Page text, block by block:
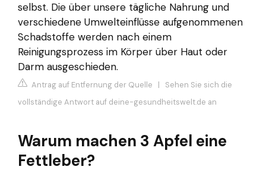
selbst. Die über unsere tägliche Nahrung und
verschiedene Umwelteinflüsse aufgenommenen
Schadstoffe werden nach einem
Reinigungsprozess im Körper über Haut oder
Darm ausgeschieden.
Antrag auf Entfernung der Quelle | Sehen Sie sich die
vollständige Antwort auf deine-gesundheitswelt.de an
Warum machen 3 Apfel eine
Fettleber?